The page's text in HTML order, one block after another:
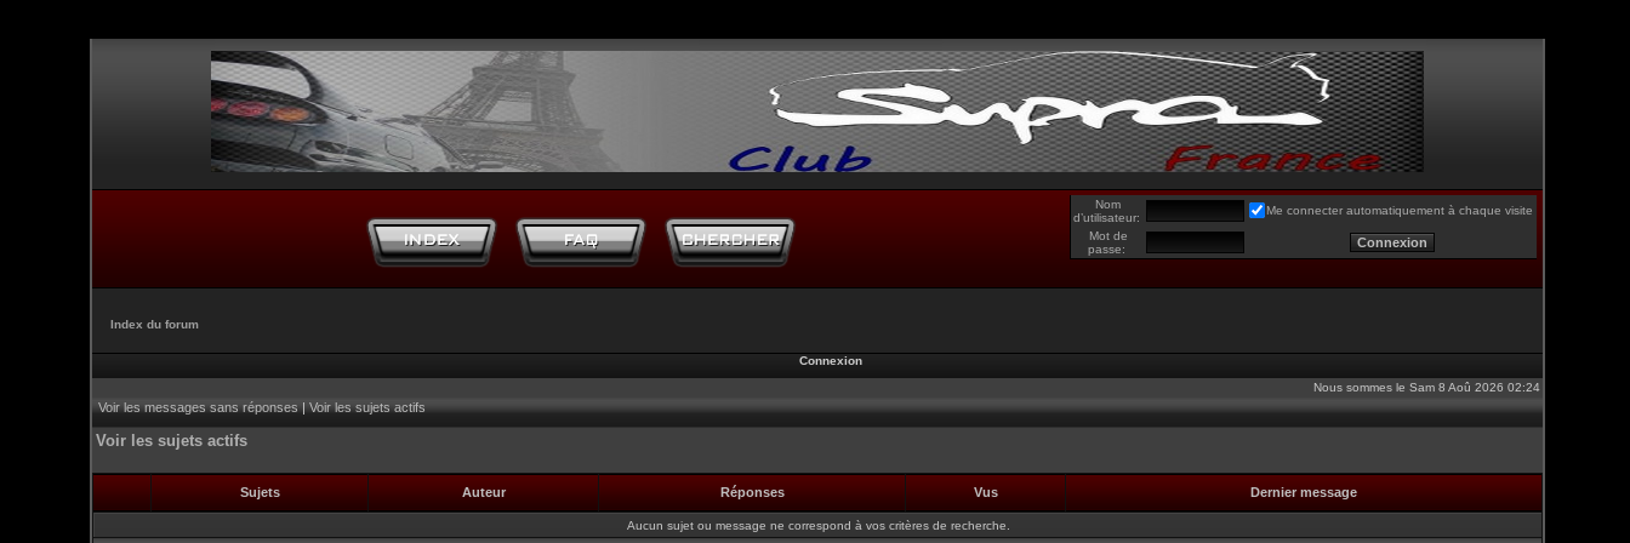
Nom
d’utilisateur:
Me connecter automatiquement à chaque visite
Mot de
passe:
Index du forum
Connexion
Nous sommes le Sam 8 Aoû 2026 02:24
Voir les messages sans réponses|Voir les sujets actifs
Voir les sujets actifs
Sujets Auteur Réponses Vus Dernier message
Aucun sujet ou message ne correspond à vos critères de recherche.